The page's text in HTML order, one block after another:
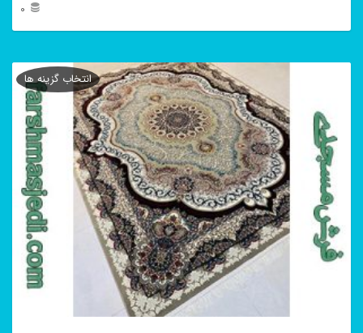
0
محصول
مختلفی
باشد.
گزینه
ها
انتخاب گزینه ها